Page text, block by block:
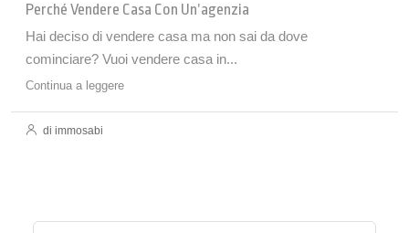
Perché Vendere Casa Con Un’agenzia
Hai deciso di vendere casa ma non sai da dove
cominciare? Vuoi vendere casa in...
Continua a leggere
di immosabi